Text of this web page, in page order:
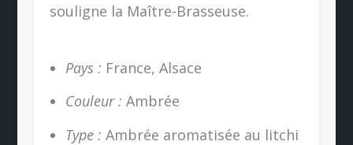
souligne la Maître-Brasseuse.
Pays : France, Alsace
Couleur : Ambrée
Type : Ambrée aromatisée au litchi